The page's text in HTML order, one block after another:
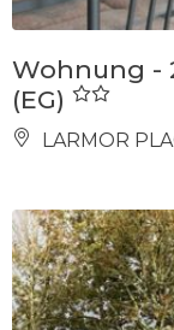
Wohnung -
(EG)
LARMOR